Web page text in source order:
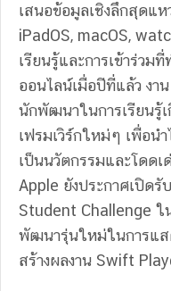
เสนอข้อมูลเชิงลึกสุดแห
iPadOS, macOS,
เรียนรู้และการเข้าร่วม
ออนไลน์เมื่อปีที่แล้ว งา
นักพัฒนาในการเรียนรู้เ
เฟรมเวิร์กใหม่ๆ เพื่อน
เป็นนวัตกรรมและโดด
Apple ยังประกาศเปิด
Student Challenge ใ
พัฒนารุ่นใหม่ในการแส
สร้างผลงาน Swift